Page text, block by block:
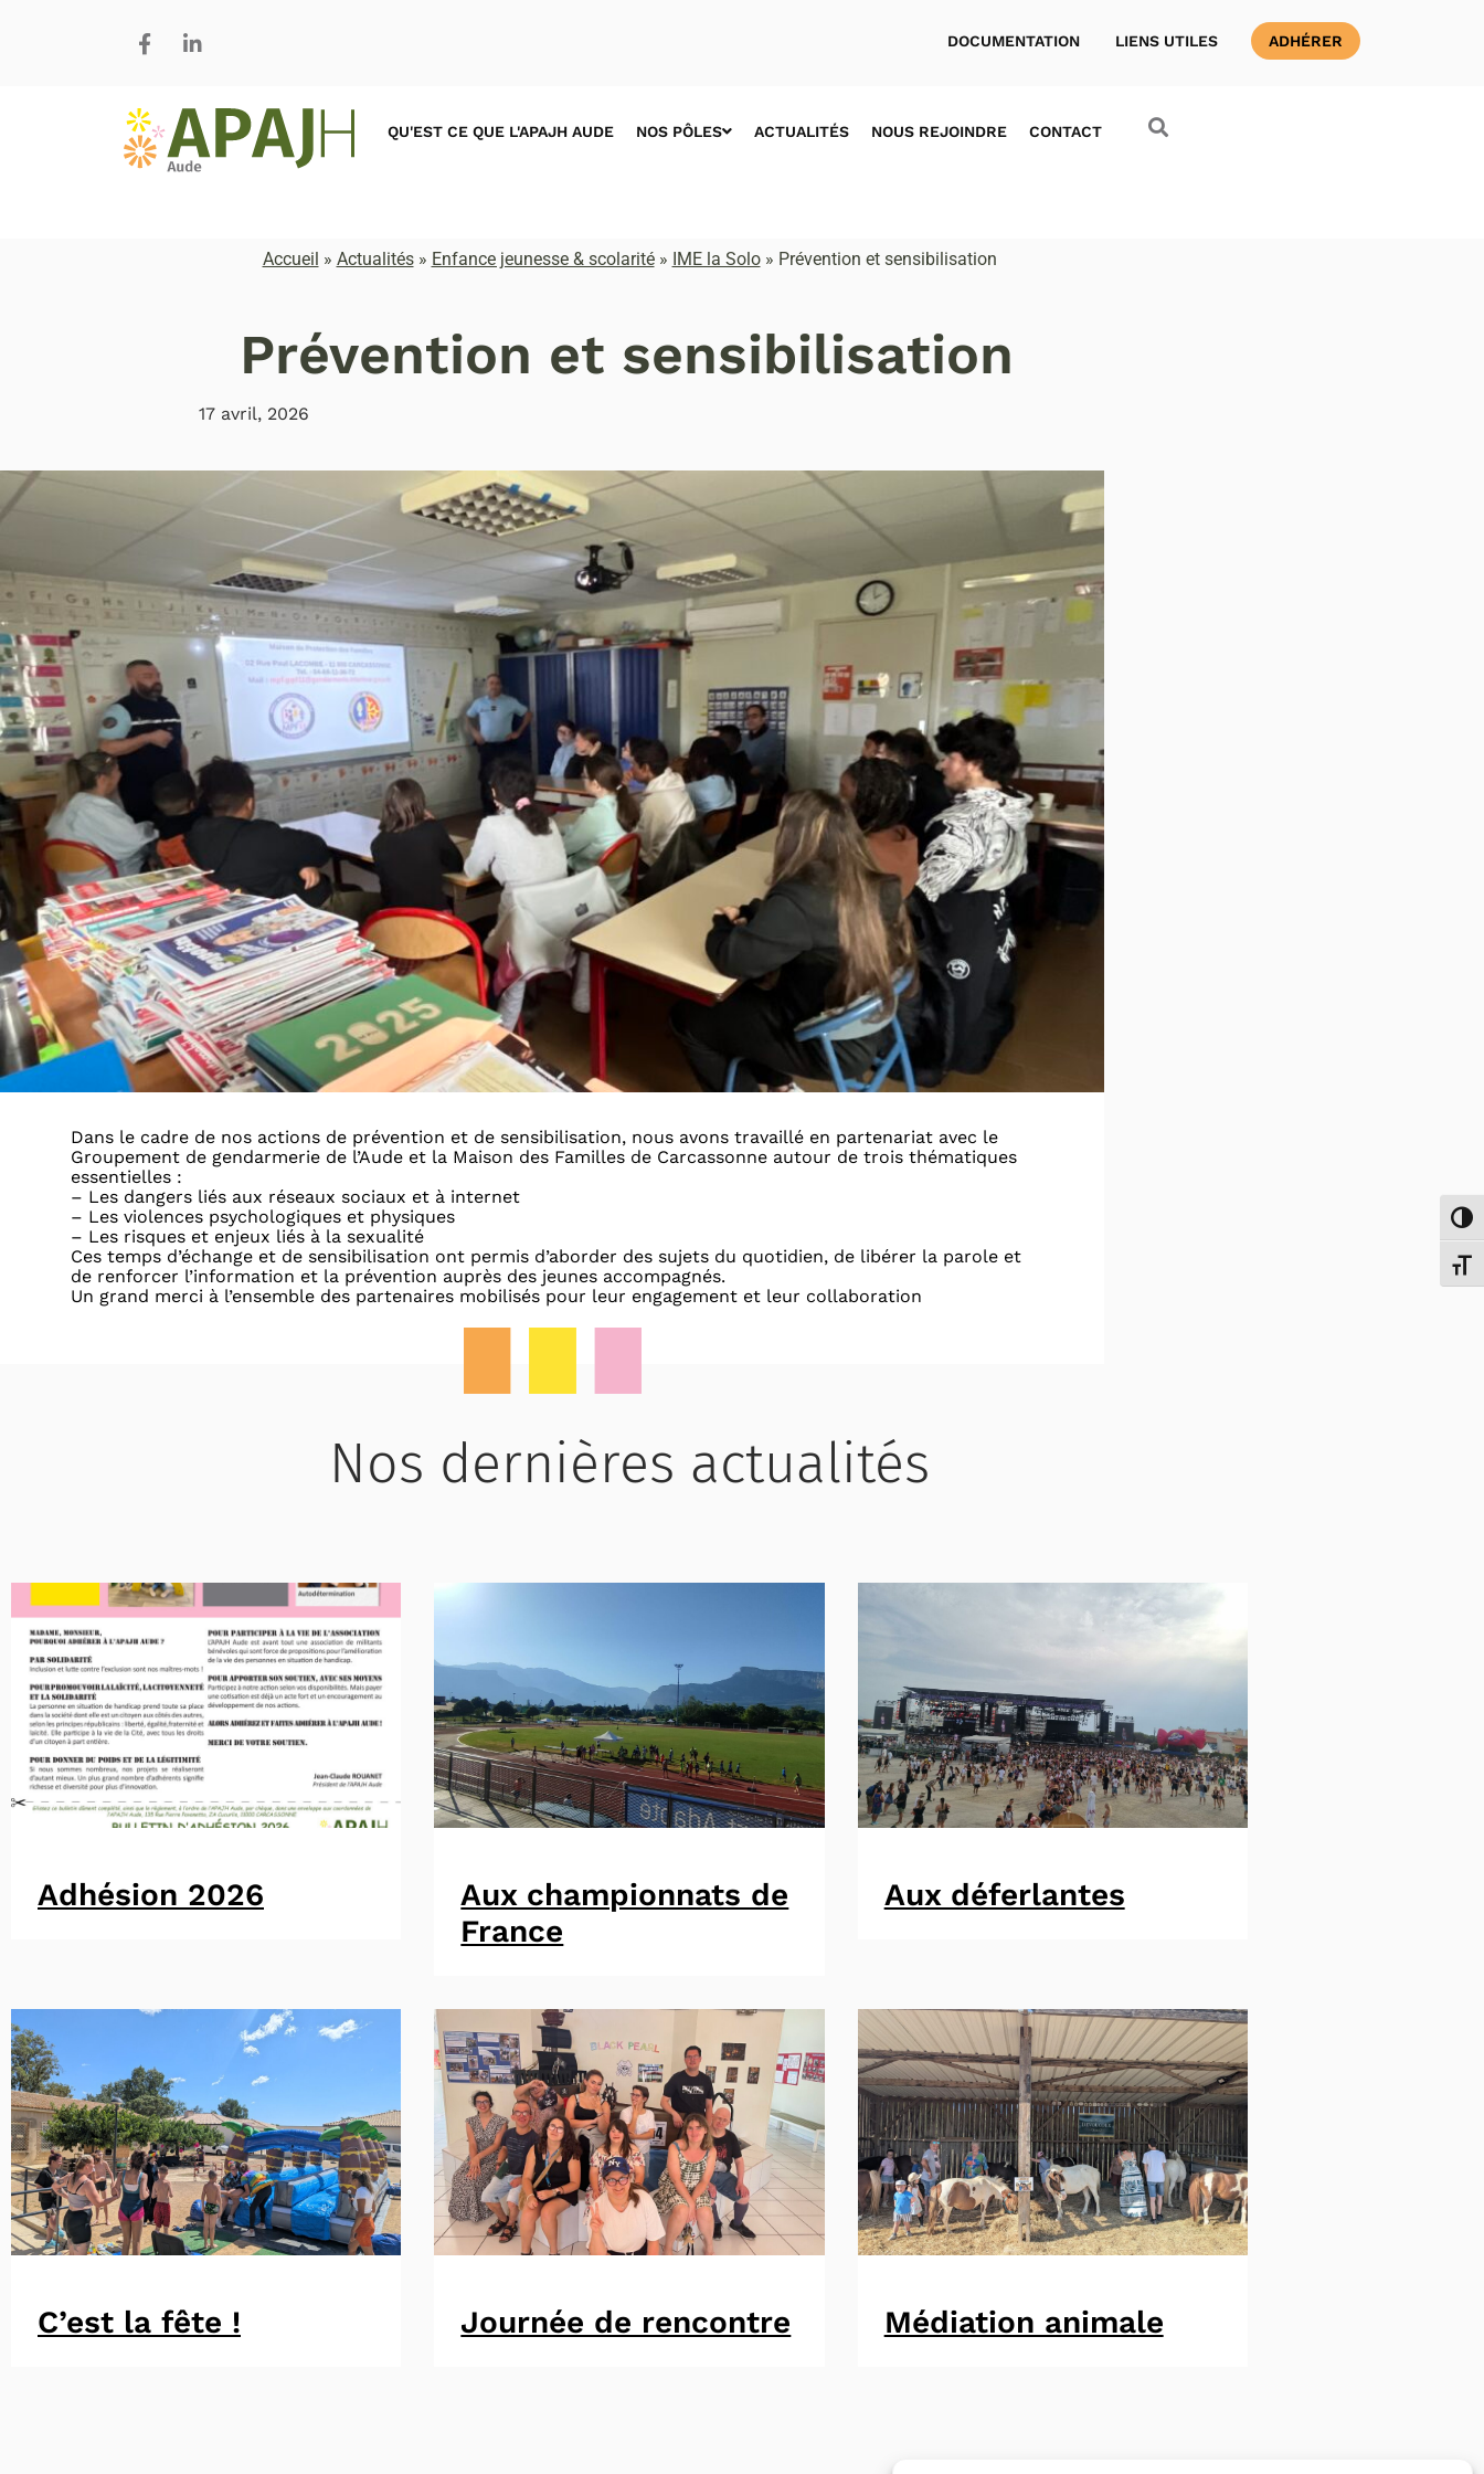
DOCUMENTATION LIENS UTILES ADHÉRER
QU'EST CE QUE L'APAJH AUDE NOS PÔLES ACTUALITÉS NOUS REJOINDRE CONTACT
Accueil » Actualités» Enfance jeunesse & scolarité» IME la Solo» Prévention et sensibilisation
Prévention et sensibilisation
17 avril, 2026
Dans le cadre de nos actions de prévention et de sensibilisation, nous avons travaillé en partenariat avec le
Groupement de gendarmerie de l’Aude et la Maison des Familles de Carcassonne autour de trois thématiques
essentielles :
– Les dangers liés aux réseaux sociaux et à internet
– Les violences psychologiques et physiques
– Les risques et enjeux liés à la sexualité
Ces temps d’échange et de sensibilisation ont permis d’aborder des sujets du quotidien, de libérer la parole et
de renforcer l’information et la prévention auprès des jeunes accompagnés.
Un grand merci à l’ensemble des partenaires mobilisés pour leur engagement et leur collaboration
Nos dernières actualités
Adhésion 2026
Aux championnats de
France
Aux déferlantes
C’est la fête ! Journée de rencontre Médiation animale